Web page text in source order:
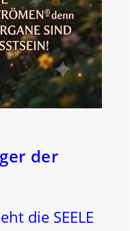
der
die SEELE